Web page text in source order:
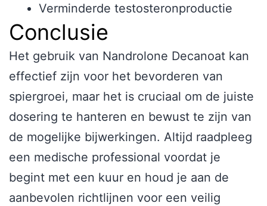
Verminderde testosteronproductie
Conclusie
Het gebruik van Nandrolone Decanoat kan
effectief zijn voor het bevorderen van
spiergroei, maar het is cruciaal om de juiste
dosering te hanteren en bewust te zijn van
de mogelijke bijwerkingen. Altijd raadpleeg
een medische professional voordat je
begint met een kuur en houd je aan de
aanbevolen richtlijnen voor een veilig